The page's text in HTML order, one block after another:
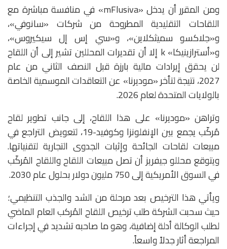
ومن المقرر أن يدخل «mFlusiva» في منافسة مباشرة مع
اللقاحات التقليدية المطروحة من شركات «سانوفي»،
و«جلاكسو سميثكلاين»، و«سي إس إل سيكيروس»،
و«أسترازينيكا» k إلا أن تقديرات المحللين تشير إلى أن اللقاح
لن يحقق إيرادات مالية بارزة قبل النصف الثاني من عام
2027، نتيجة لتأخر «موديرنا» عن التعاقدات الموسمية الخاصة
بالولايات المتحدة لعام 2026.
وتراهن «موديرنا» على هذا اللقاح، إلى جانب تطوير لقاح
مُركّب يجمع بين الإنفلونزا وكوفيد-19، لتعويض التراجع في
مبيعات لقاحات الجائحة وإثبات الجدوى التجارية لتقنياتها.
ويتوقع محللو جيفريز أن تصل مبيعات اللقاح واللقاح المُركّب
في السوق الأمريكية إلى 750 مليون دولار بحلول عام 2030.
ويأتي هذا الترخيص بعد مرحلة من الشد والجذب التنظيمي؛
حيث سحبت الشركة طلب ترخيص اللقاح المُركب العام الماضي
لطلب الوكالة أدلة إضافية، وهو ما صاحبه تشديد في إجراءات
المراجعة أثار جدلاً واسعاً.